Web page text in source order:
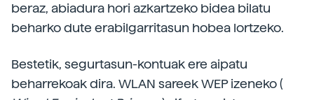
beraz, abiadura hori azkartzeko bidea bilatu
beharko dute erabilgarritasun hobea lortzeko.
Bestetik, segurtasun-kontuak ere aipatu
beharrekoak dira. WLAN sareek WEP izeneko (